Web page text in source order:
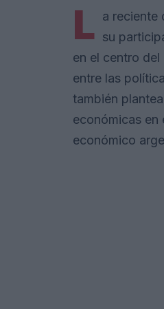
L a reciente
su
en el centro
entre las
también
económicas en
económico